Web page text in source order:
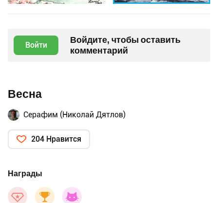
Войти
Войдите, чтобы оставить
комментарий
Весна
Серафим (Николай Дятлов)
204 Нравится
Награды